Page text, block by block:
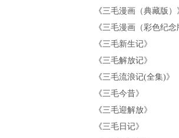
《三毛漫画（典藏版）
《三毛漫画（彩色纪念
《三毛新生记》
《三毛解放记》
《三毛流浪记(全集)》
《三毛今昔》
《三毛迎解放》
《三毛日记》